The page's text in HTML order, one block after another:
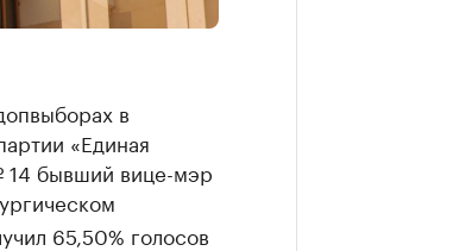
в
«Единая
14 бывший вице-мэр
65,50% голосов